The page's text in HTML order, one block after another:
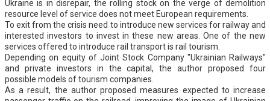
Ukraine is in disrepair, the rolling stock on the verge of demolition
resource level of service does not meet European requirements.
To exit from the crisis need to introduce new services for railway and
interested investors to invest in these new areas. One of the new
services offered to introduce rail transport is rail tourism.
Depending on equity of Joint Stock Company "Ukrainian Railways"
and private investors in the capital, the author proposed four
possible models of tourism companies.
As a result, the author proposed measures expected to increase